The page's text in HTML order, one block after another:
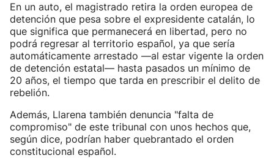
En un auto, el magistrado retira la orden europea de
detención que pesa sobre el expresidente catalán, lo
que significa que permanecerá en libertad, pero no
podrá regresar al territorio español, ya que sería
automáticamente arrestado —al estar vigente la orden
de detención estatal— hasta pasados un mínimo de
20 años, el tiempo que tarda en prescribir el delito de
rebelión.
Además, Llarena también denuncia "falta de
compromiso" de este tribunal con unos hechos que,
según dice, podrían haber quebrantado el orden
constitucional español.